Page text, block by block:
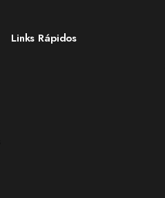
Links Rápidos